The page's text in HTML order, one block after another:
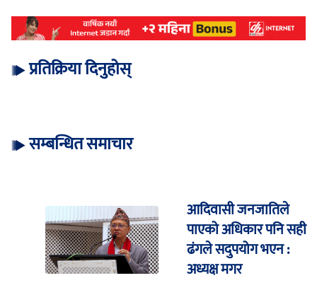
प्रतिक्रिया दिनुहोस्
सम्बन्धित समाचार
आदिवासी जनजातिले
पाएको अधिकार पनि सही
ढंगले सदुपयोग भएन :
अध्यक्ष मगर